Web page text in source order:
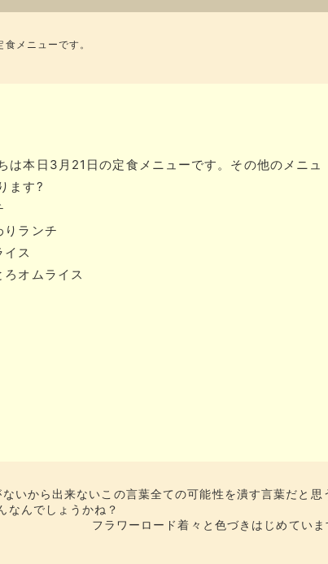
メニューです。
は本日3月21日の定食メニューです。その他のメニュ
ます?
りランチ
イス
ろオムライス
いから出来ないこの言葉全ての可能性を潰す言葉だと思
なんでしょうかね？
フラワーロード着々と色づきはじめていま